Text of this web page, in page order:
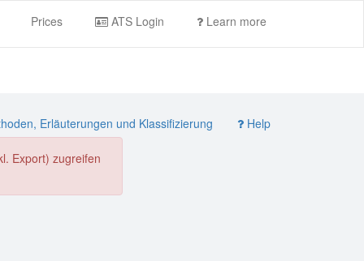
Prices ATS Login Learn more
Erläuterungen und Klassifizierung Help
Export) zugreifen